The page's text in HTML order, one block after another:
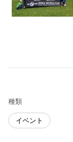
種類
イベント